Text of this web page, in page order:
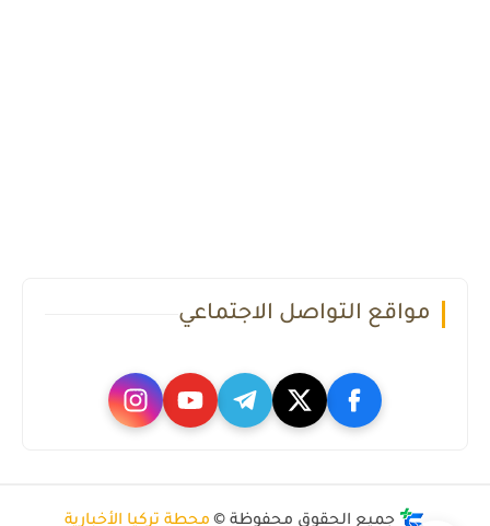
مواقع التواصل الاجتماعي
جميع الحقوق محفوظة © محطة تركيا الأخبارية